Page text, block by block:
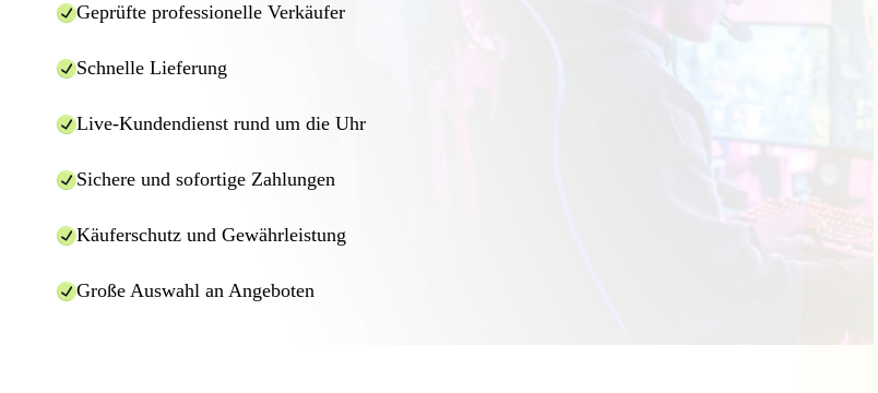
Geprüfte professionelle Verkäufer
Schnelle Lieferung
Live-Kundendienst rund um die Uhr
Sichere und sofortige Zahlungen
Käuferschutz und Gewährleistung
Große Auswahl an Angeboten